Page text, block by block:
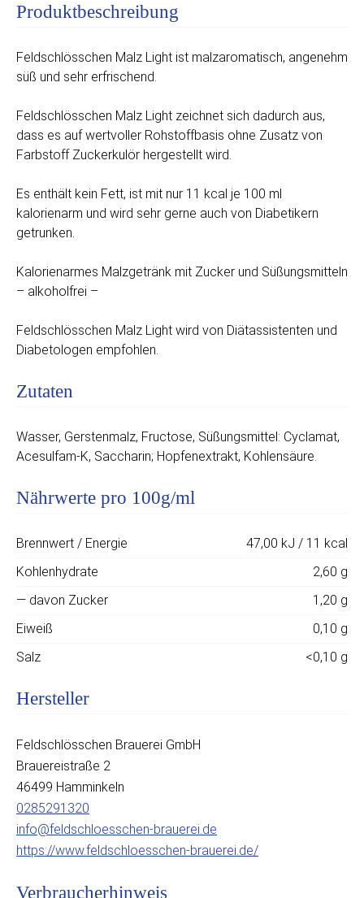
Produktbeschreibung
Feldschlösschen Malz Light ist malzaromatisch, angenehm
süß und sehr erfrischend.
Feldschlösschen Malz Light zeichnet sich dadurch aus,
dass es auf wertvoller Rohstoffbasis ohne Zusatz von
Farbstoff Zuckerkulör hergestellt wird.
Es enthält kein Fett, ist mit nur 11 kcal je 100 ml
kalorienarm und wird sehr gerne auch von Diabetikern
getrunken.
Kalorienarmes Malzgetränk mit Zucker und Süßungsmitteln
– alkoholfrei –
Feldschlösschen Malz Light wird von Diätassistenten und
Diabetologen empfohlen.
Zutaten
Wasser, Gerstenmalz, Fructose, Süßungsmittel: Cyclamat,
Acesulfam-K, Saccharin; Hopfenextrakt, Kohlensäure.
Nährwerte pro 100g/ml
Brennwert / Energie
47,00 kJ / 11 kcal
Kohlenhydrate
2,60 g
— davon Zucker
1,20 g
Eiweiß
0,10 g
Salz
<0,10 g
Hersteller
Feldschlösschen Brauerei GmbH
Brauereistraße 2
46499 Hamminkeln
0285291320
info@feldschloesschen-brauerei.de
https://www.feldschloesschen-brauerei.de/
Verbraucherhinweis